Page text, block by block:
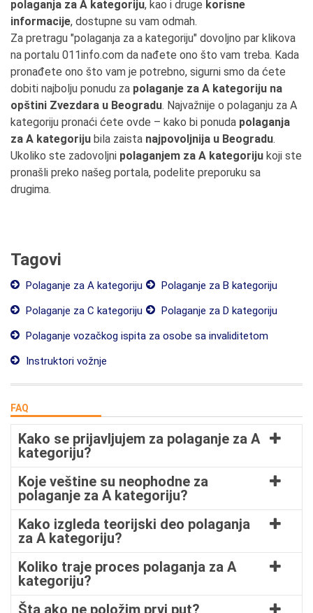
polaganja za A kategoriju, kao i druge korisne
informacije, dostupne su vam odmah.
Za pretragu "polaganja za a kategoriju" dovoljno par klikova
na portalu 011info.com da nađete ono što vam treba. Kada
pronađete ono što vam je potrebno, sigurni smo da ćete
dobiti najbolju ponudu za polaganje za A kategoriju na
opštini Zvezdara u Beogradu. Najvažnije o polaganju za A
kategoriju pronaći ćete ovde – kako bi ponuda polaganja
za A kategoriju bila zaista najpovoljnija u Beogradu.
Ukoliko ste zadovoljni polaganjem za A kategoriju koji ste
pronašli preko našeg portala, podelite preporuku sa
drugima.
Tagovi
Polaganje za A kategoriju
Polaganje za B kategoriju
Polaganje za C kategoriju
Polaganje za D kategoriju
Polaganje vozačkog ispita za osobe sa invaliditetom
Instruktori vožnje
FAQ
Kako se prijavljujem za polaganje za A
kategoriju?
Koje veštine su neophodne za
polaganje za A kategoriju?
Kako izgleda teorijski deo polaganja
za A kategoriju?
Koliko traje proces polaganja za A
kategoriju?
Šta ako ne položim prvi put?